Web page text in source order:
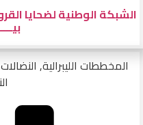
الشبكة الوطنية لضحايا
المخططات الليبرالية,